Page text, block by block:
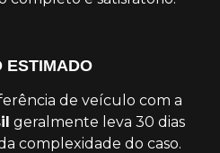
ESTIMADO
de veículo com a
geralmente leva 30 dias
complexidade do caso.